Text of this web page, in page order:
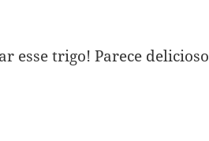
esse trigo! Parece delicioso